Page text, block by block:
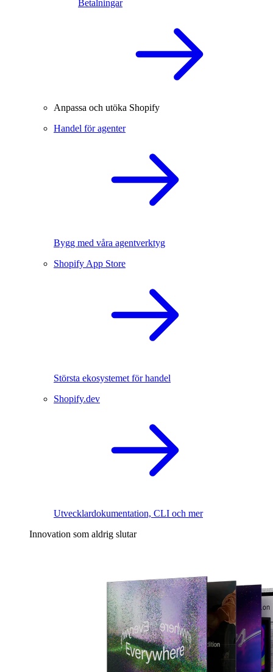
Betalningar
Anpassa och utöka Shopify
Handel för agenter
Bygg med våra agentverktyg
Shopify App Store
Största ekosystemet för handel
Shopify.dev
Utvecklardokumentation, CLI och mer
Innovation som aldrig slutar